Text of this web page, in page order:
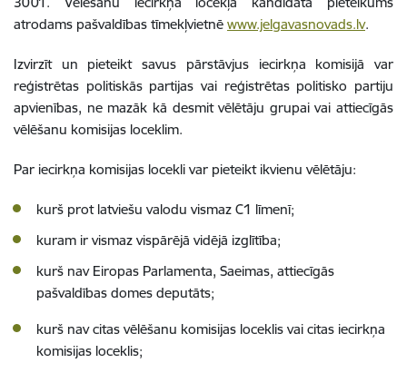
atrodams pašvaldības tīmekļvietnē www.jelgavasnovads.lv.
Izvirzīt un pieteikt savus pārstāvjus iecirkņa komisijā var
reģistrētas politiskās partijas vai reģistrētas politisko partiju
apvienības, ne mazāk kā desmit vēlētāju grupai vai attiecīgās
vēlēšanu komisijas loceklim.
Par iecirkņa komisijas locekli var pieteikt ikvienu vēlētāju:
kurš prot latviešu valodu vismaz C1 līmenī;
kuram ir vismaz vispārējā vidējā izglītība;
kurš nav Eiropas Parlamenta, Saeimas, attiecīgās
pašvaldības domes deputāts;
kurš nav citas vēlēšanu komisijas loceklis vai citas iecirkņa
komisijas loceklis;